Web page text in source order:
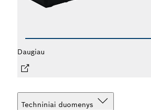
Daugiau
Techniniai duomenys